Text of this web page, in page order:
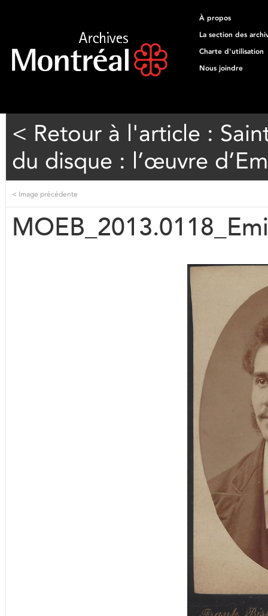
À propos
La section des
Charte d'utilisation
Nous joindre
< Retour à l'article :
du disque : l’œuvre
< Image précédente